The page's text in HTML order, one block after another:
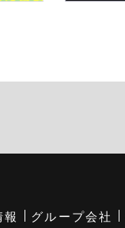
報 グループ会社